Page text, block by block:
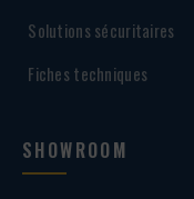
Solutions sécuritaires
Fiches techniques
SHOWROOM